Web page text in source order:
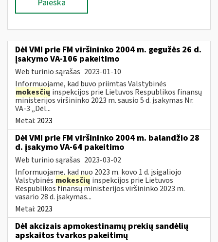
Paieška
Dėl VMI prie FM viršininko 2004 m. gegužės 26 d.
įsakymo VA-106 pakeitimo
Web turinio sąrašas 2023-01-10
Informuojame, kad buvo priimtas Valstybinės
mokesčių inspekcijos prie Lietuvos Respublikos finansų
ministerijos viršininko 2023 m. sausio 5 d. įsakymas Nr.
VA-3 „Dėl...
Metai: 2023
Dėl VMI prie FM viršininko 2004 m. balandžio 28
d. įsakymo VA-64 pakeitimo
Web turinio sąrašas 2023-03-02
Informuojame, kad nuo 2023 m. kovo 1 d. įsigaliojo
Valstybinės mokesčių inspekcijos prie Lietuvos
Respublikos finansų ministerijos viršininko 2023 m.
vasario 28 d. įsakymas...
Metai: 2023
Dėl akcizais apmokestinamų prekių sandėlių
apskaitos tvarkos pakeitimų